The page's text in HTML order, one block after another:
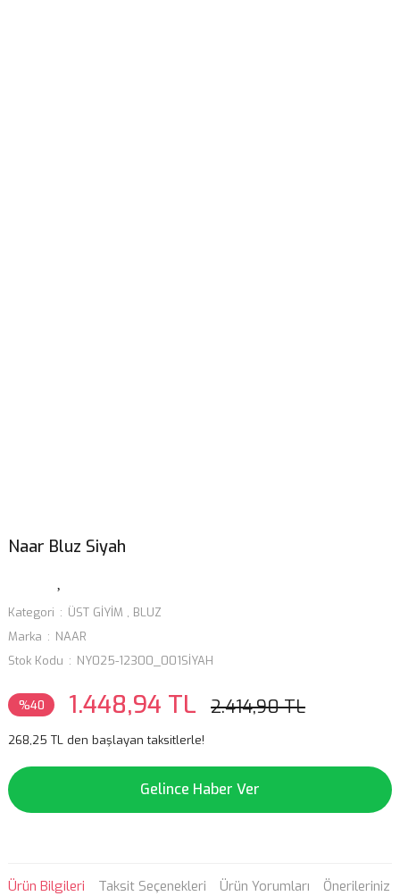
Naar Bluz Siyah
Kategori ÜST GİYİM , BLUZ
Marka
NAAR
Stok Kodu
NY025-12300_001SİYAH
%40 1.448,94 TL 2.414,90 TL
268,25 TL den başlayan taksitlerle!
Gelince Haber Ver
Ürün Bilgileri Taksit Seçenekleri Ürün Yorumları Önerileriniz